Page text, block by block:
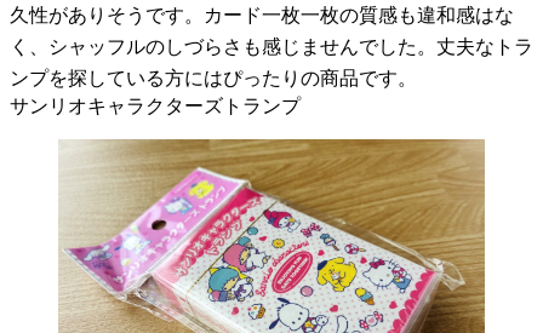
久性がありそうです。カード一枚一枚の質感も違和感はな
く、シャッフルのしづらさも感じませんでした。丈夫なトラ
ンプを探している方にはぴったりの商品です。
サンリオキャラクターズトランプ